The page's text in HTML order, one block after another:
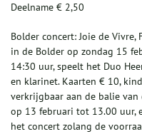
Deelname € 2,50
Bolder concert: Joie de
in de Bolder op zondag 15
14:30 uur, speelt het Duo
en klarinet. Kaarten € 10,
verkrijgbaar aan de balie
op 13 februari tot 13.00 uur,
het concert zolang de